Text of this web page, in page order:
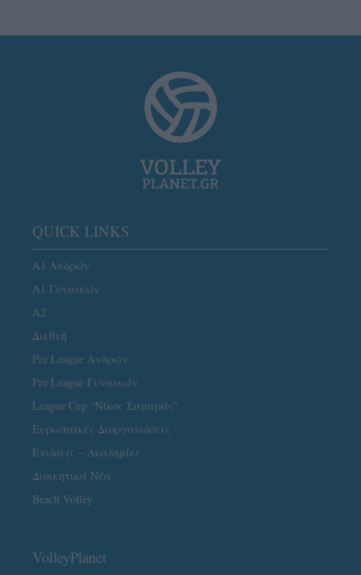
QUICK LINKS
Α1 Ανδρών
Α1 Γυναικών
A2
Διεθνή
Pre League Ανδρών
Pre League Γυναικών
League Cup “Νίκος Σαμαράς”
Ευρωπαϊκές Διοργανώσεις
Ενώσεις – Ακαδημίες
Διοικητικά Νέα
Beach Volley
VolleyPlanet